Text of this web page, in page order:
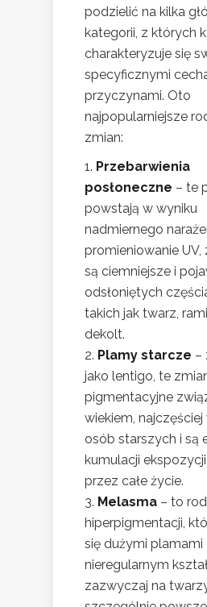
podzielić na kilka
kategorii, z których
charakteryzuje się
specyficznymi
przyczynami. Oto
najpopularniejsze
zmian:
Przebarwienia
posłoneczne – te
powstają w wyniku
nadmiernego
promieniowanie
są ciemniejsze i
odsłoniętych
takich jak twarz,
dekolt.
Plamy starcze –
jako lentigo, te
pigmentacyjne
wiekiem,
osób starszych i są
kumulacji
przez całe życie.
Melasma – to
hiperpigmentacji,
się dużymi plamami
nieregularnym
zazwyczaj na